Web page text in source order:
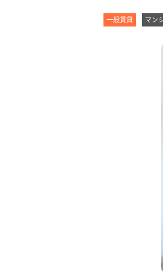
一般賃貸 マン